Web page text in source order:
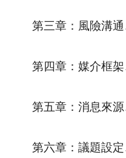
第三章：風險溝通
第四章：媒介框架
第五章：消息來源
第六章：議題設定